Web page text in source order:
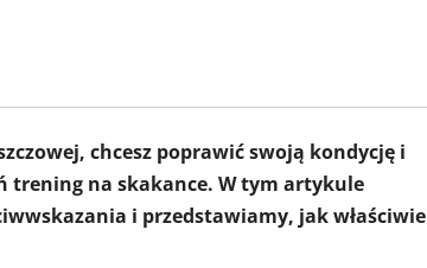
chcesz poprawić swoją kondycję i
trening na skakance. W tym artykule
i przedstawiamy, jak właściwie